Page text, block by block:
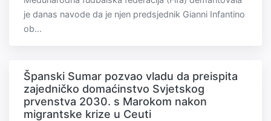
je danas navode da je njen predsjednik Gianni Infantino
ob...
Španski Sumar pozvao vladu da preispita
zajedničko domaćinstvo Svjetskog
prvenstva 2030. s Marokom nakon
migrantske krize u Ceuti